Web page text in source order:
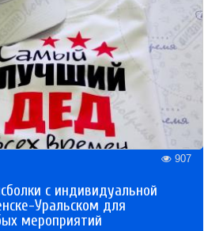
907
с индивидуальной
Уральском для
мероприятий